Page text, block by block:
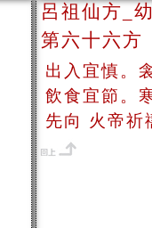
呂祖仙方_
第六十六方
出入宜慎。
飲食宜節。
先向 火帝祈